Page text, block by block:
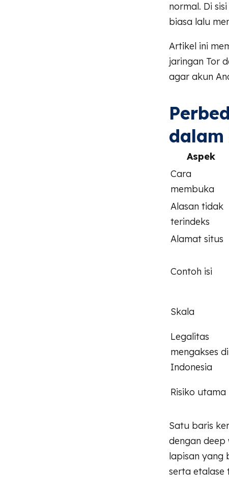
normal. Di
biasa lalu
Artikel ini
jaringan Tor
agar akun
dalam
Aspek
Cara
membuka
Alasan tidak
terindeks
Alamat situs
Contoh isi
Skala
Legalitas
mengakses di
Indonesia
Risiko utama
Satu baris
dengan deep
lapisan yang
serta etalase